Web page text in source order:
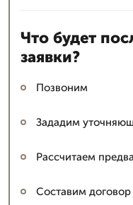
Что будет
заявки?
Позвоним
Зададим
Рассчитаем
Составим договор